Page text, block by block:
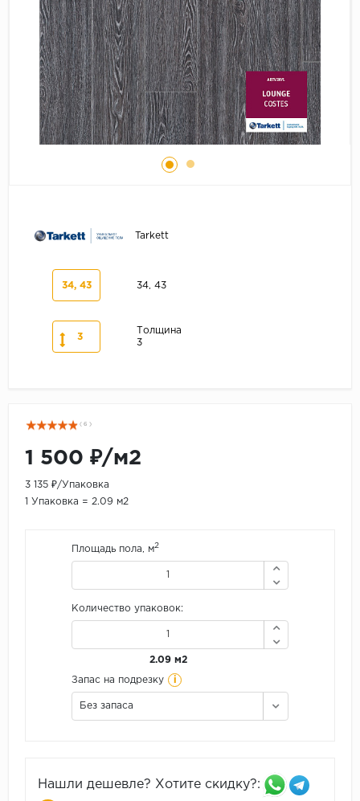
Серый
Бежевый
Дуб светлый
Коричневый
Австрия
Tarkett
34, 43 34, 43
3
Толщина
3
( 6 )
1 500 ₽/м2
3 135 ₽/Упаковка
1 Упаковка = 2.09 м2
Площадь пола, м2
Количество упаковок:
2.09 м2
Запас на подрезку i
Без запаса
Нашли дешевле? Хотите скидку?: